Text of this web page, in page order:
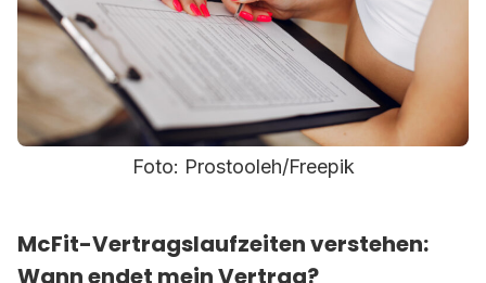
Foto: Prostooleh/Freepik
McFit-Vertragslaufzeiten verstehen:
Wann endet mein Vertrag?